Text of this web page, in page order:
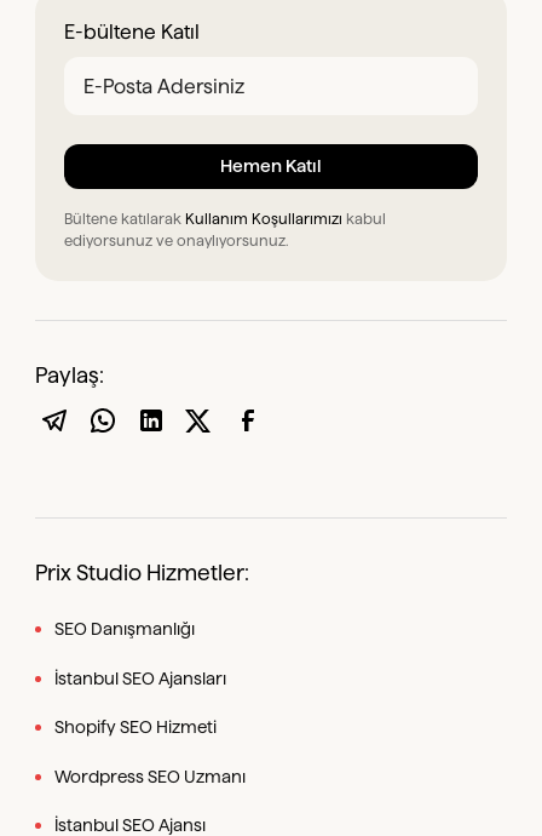
E-bültene Katıl
Bültene katılarak Kullanım Koşullarımızı kabul
ediyorsunuz ve onaylıyorsunuz.
Paylaş:
Prix Studio Hizmetler:
SEO Danışmanlığı
İstanbul SEO Ajansları
Shopify SEO Hizmeti
Wordpress SEO Uzmanı
İstanbul SEO Ajansı